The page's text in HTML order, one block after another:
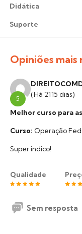
Didática
Suporte
Opiniões mais
5
(Há 2115 dias)
Melhor curso para
Curso: Operação
Super indico!
Qualidade
Sem resposta